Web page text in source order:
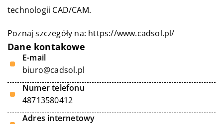
technologii CAD/CAM.
Poznaj szczegóły na: https://www.cadsol.pl/
Dane kontakowe
E-mail
biuro@cadsol.pl
Numer telefonu
48713580412
Adres internetowy